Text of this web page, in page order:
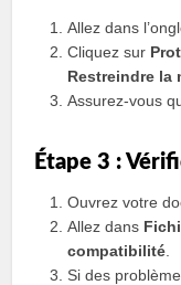
Allez dans
Cliquez sur
Restreindre la
Assurez-vous
Étape 3 :
Ouvrez votre
Allez dans
compatibilité
Si des